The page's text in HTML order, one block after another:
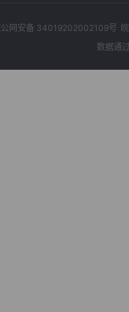
公网安备 34019202002109号
数据通